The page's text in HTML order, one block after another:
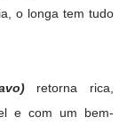
o longa tem tudo
retorna rica,
e com um bem-